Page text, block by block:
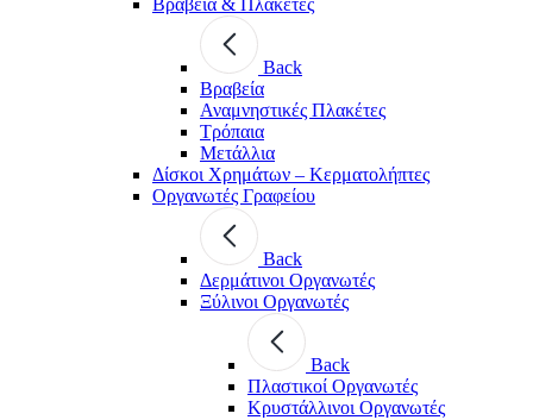
Back
Βραβεία
Αναμνηστικές Πλακέτες
Τρόπαια
Μετάλλια
Δίσκοι Χρημάτων – Κερματολήπτες
Οργανωτές Γραφείου
Back
Δερμάτινοι Οργανωτές
Ξύλινοι Οργανωτές
Back
Πλαστικοί Οργανωτές
Κρυστάλλινοι Οργανωτές